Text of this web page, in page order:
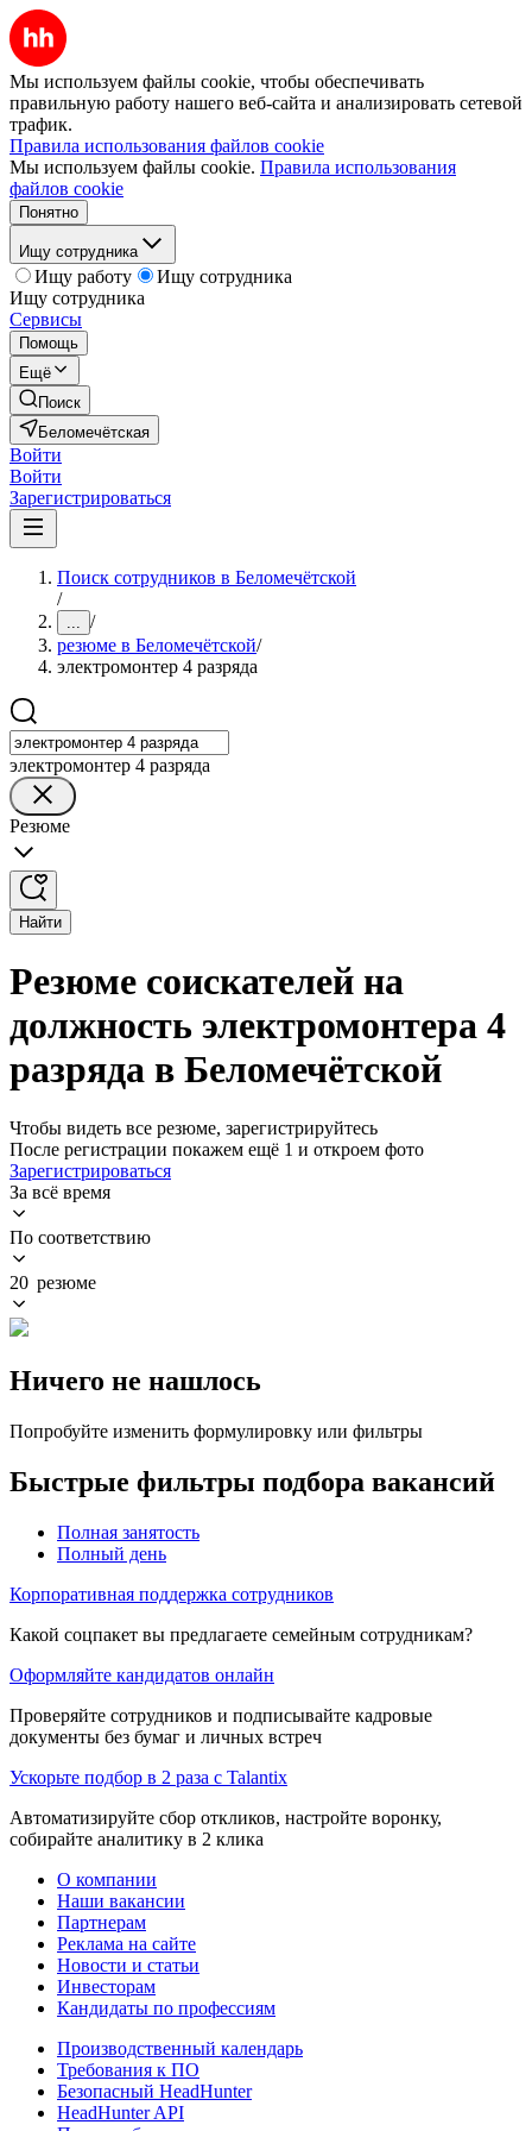
Мы используем файлы cookie, чтобы обеспечивать
правильную работу нашего веб-сайта и анализировать сетевой
трафик.
Правила использования файлов cookie
Мы используем файлы cookie. Правила использования
файлов cookie
Понятно
Ищу сотрудника
Ищу работу
Ищу сотрудника
Ищу сотрудника
Сервисы
Помощь
Ещё
Поиск
Беломечётская
Войти
Войти
Зарегистрироваться
Поиск сотрудников в Беломечётской
/
... /
резюме в Беломечётской/
электромонтер 4 разряда
электромонтер 4 разряда
Резюме
Найти
Резюме соискателей на
должность электромонтера 4
разряда в Беломечётской
Чтобы видеть все резюме, зарегистрируйтесь
После регистрации покажем ещё 1 и откроем фото
Зарегистрироваться
За всё время
По соответствию
20 резюме
Ничего не нашлось
Попробуйте изменить формулировку или фильтры
Быстрые фильтры подбора вакансий
Полная занятость
Полный день
Корпоративная поддержка сотрудников
Какой соцпакет вы предлагаете семейным сотрудникам?
Оформляйте кандидатов онлайн
Проверяйте сотрудников и подписывайте кадровые
документы без бумаг и личных встреч
Ускорьте подбор в 2 раза с Talantix
Автоматизируйте сбор откликов, настройте воронку,
собирайте аналитику в 2 клика
О компании
Наши вакансии
Партнерам
Реклама на сайте
Новости и статьи
Инвесторам
Кандидаты по профессиям
Производственный календарь
Требования к ПО
Безопасный HeadHunter
HeadHunter API